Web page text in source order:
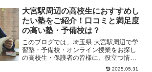
大宮駅周辺の高校生におすすめし
たい塾をご紹介！口コミと満足度
の高い塾・予備校は？
このブログでは、埼玉県 大宮駅周辺で学
習塾・予備校・オンライン授業をお探し
の高校生・保護者の皆様に、役立つ情報
やヒントになる情報をお伝えします。高
2025.05.31